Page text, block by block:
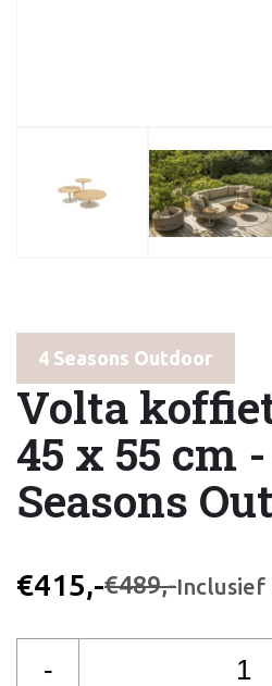
4 Seasons Outdoor
Volta
45 x 55 cm
Seasons
€415,-€489,-Inclusief
-